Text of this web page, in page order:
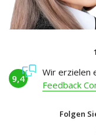
9,4
Wir erzielen
Feedback
Folgen